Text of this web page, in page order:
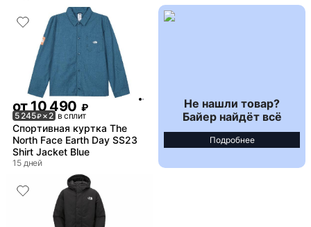
от 10 490 ₽
5 245₽× 2 в сплит
Спортивная куртка The
North Face Earth Day SS23
Shirt Jacket Blue
15 дней
Не нашли товар?
Байер найдёт всё
Подробнее